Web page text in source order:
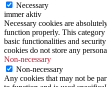
Necessary
immer aktiv
Necessary cookies are
function properly. This
basic functionalities and
cookies do not store any
Non-necessary
Non-necessary
Any cookies that may not be